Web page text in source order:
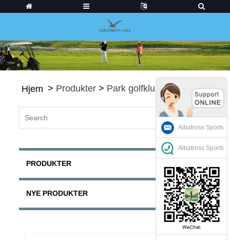
Hjem > Produkter > Park golfklubber
PRODUKTER
NYE PRODUKTER
Albatross Sports
Albatross Sports